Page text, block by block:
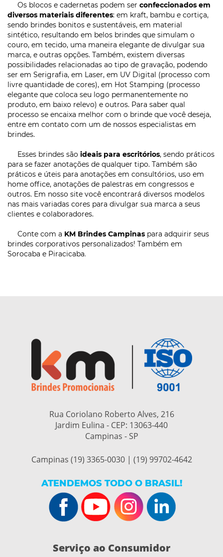
Os blocos e cadernetas podem ser confeccionados em
diversos materiais diferentes: em kraft, bambu e cortiça,
sendo brindes bonitos e sustentáveis, em material
sintético, resultando em belos brindes que simulam o
couro, em tecido, uma maneira elegante de divulgar sua
marca, e outras opções. Também, existem diversas
possibilidades relacionadas ao tipo de gravação, podendo
ser em Serigrafia, em Laser, em UV Digital (processo com
livre quantidade de cores), em Hot Stamping (processo
elegante que coloca seu logo permanentemente no
produto, em baixo relevo) e outros. Para saber qual
processo se encaixa melhor com o brinde que você deseja,
entre em contato com um de nossos especialistas em
brindes.
Esses brindes são ideais para escritórios, sendo práticos
para se fazer anotações de qualquer tipo. Também são
práticos e úteis para anotações em consultórios, uso em
home office, anotações de palestras em congressos e
outros. Em nosso site você encontrará diversos modelos
nas mais variadas cores para divulgar sua marca a seus
clientes e colaboradores.
Conte com a KM Brindes Campinas para adquirir seus
brindes corporativos personalizados! Também em
Sorocaba e Piracicaba.
Rua Coriolano Roberto Alves, 216
Jardim Eulina - CEP: 13063-440
Campinas - SP
Campinas (19) 3365-0030 | (19) 99702-4642
ATENDEMOS TODO O BRASIL!
Serviço ao Consumidor